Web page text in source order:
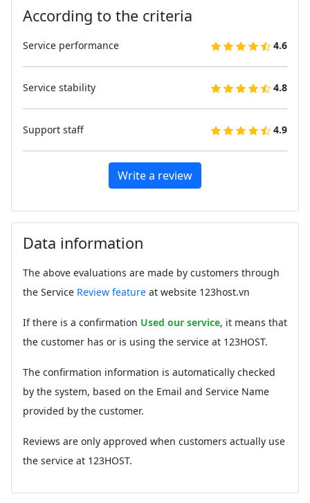
According to the criteria
Service performance 4.6
Service stability 4.8
Support staff 4.9
Write a review
Data information
The above evaluations are made by customers through
the Service Review feature at website 123host.vn
If there is a confirmation Used our service, it means that
the customer has or is using the service at 123HOST.
The confirmation information is automatically checked
by the system, based on the Email and Service Name
provided by the customer.
Reviews are only approved when customers actually use
the service at 123HOST.